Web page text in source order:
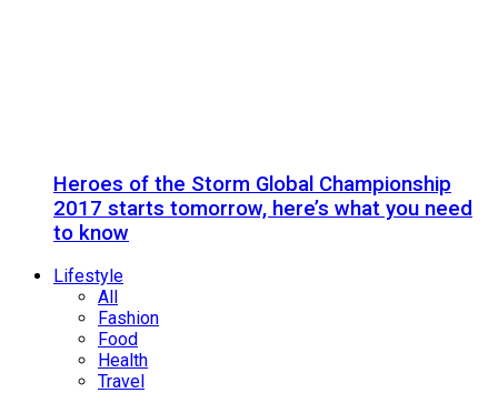
Heroes of the Storm Global Championship
2017 starts tomorrow, here’s what you need
to know
Lifestyle
All
Fashion
Food
Health
Travel